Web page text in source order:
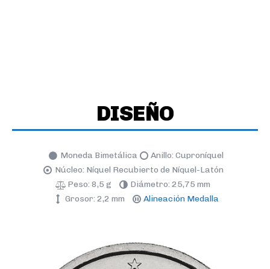
DISEÑO
Moneda Bimetálica
Anillo: Cuproníquel
Núcleo: Níquel Recubierto de Níquel-Latón
Peso: 8,5 g
Diámetro: 25,75 mm
Grosor: 2,2 mm
Alineación Medalla